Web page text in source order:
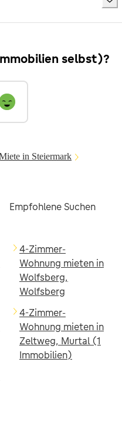
selbst)?
in Steiermark
Empfohlene Suchen
4-Zimmer-
Wohnung mieten in
Wolfsberg,
Wolfsberg
4-Zimmer-
Wohnung mieten in
Zeltweg, Murtal (1
Immobilien)